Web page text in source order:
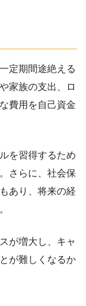
定期間途絶える
家族の支出、ロ
費用を自己資金
を習得するため
さらに、社会保
あり、将来の経
が増大し、キャ
が難しくなるか